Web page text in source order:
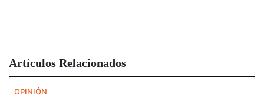
Artículos Relacionados
OPINIÓN